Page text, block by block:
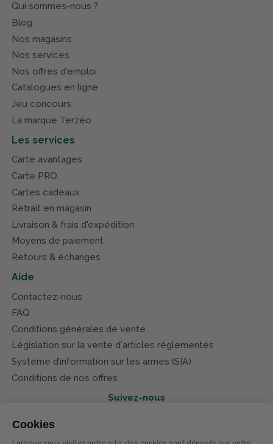
Cookies
Qui sommes-nous ?
Blog
Nos magasins
Nos services
Nos offres d'emploi
Catalogues en ligne
Jeu concours
La marque Terzéo
Les services
Carte avantages
Carte PRO
Cartes cadeaux
Retrait en magasin
Livraison & frais d'expédition
Moyens de paiement
Retours & échanges
Aide
Contactez-nous
FAQ
Conditions générales de vente
Législation sur la vente d'articles réglementés
Système d’information sur les armes (SIA)
Conditions de nos offres
Suivez-nous